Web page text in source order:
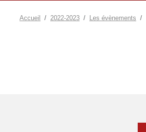
Accueil 2022-2023 Les évènements